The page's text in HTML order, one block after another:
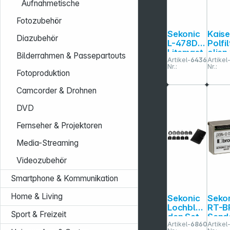
Aufnahmetische
Fotozubehör
Diazubehör
Bilderrahmen & Passepartouts
Fotoproduktion
Camcorder & Drohnen
DVD
Fernseher & Projektoren
Media-Streaming
Videozubehör
Smartphone & Kommunikation
Home & Living
Sport & Freizeit
Sekonic
L-478D
Litemast
er Pro
Artikel-
Nr.:
643615
olien 2
Artikel-
Nr.:
Sekonic
Lochblen
den Set
für L-
Artikel-686033
RT-
odul für
Artikel-